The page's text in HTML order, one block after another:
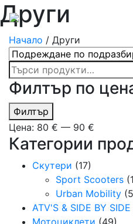
Други
Начало / Други
Търсене
за:
Филтър по
Минимална
цена
Максимална
цена
Филтър
Цена: 80 € — 90 €
Категории
Скутери (17)
Sport Scooters
Urban Mobility
ATV'S & SIDE BY SIDE
Мотоциклети (49)